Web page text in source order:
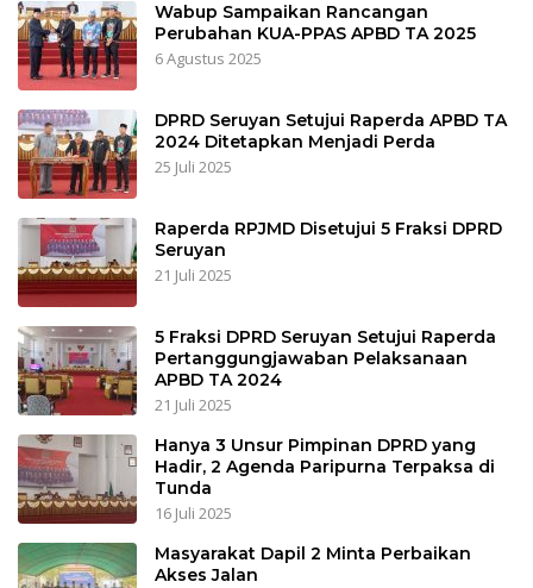
Wabup Sampaikan Rancangan
Perubahan KUA-PPAS APBD TA 2025
6 Agustus 2025
DPRD Seruyan Setujui Raperda APBD TA
2024 Ditetapkan Menjadi Perda
25 Juli 2025
Raperda RPJMD Disetujui 5 Fraksi DPRD
Seruyan
21 Juli 2025
5 Fraksi DPRD Seruyan Setujui Raperda
Pertanggungjawaban Pelaksanaan
APBD TA 2024
21 Juli 2025
Hanya 3 Unsur Pimpinan DPRD yang
Hadir, 2 Agenda Paripurna Terpaksa di
Tunda
16 Juli 2025
Masyarakat Dapil 2 Minta Perbaikan
Akses Jalan